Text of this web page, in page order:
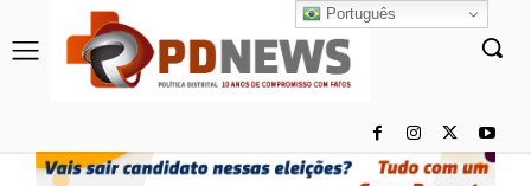
Português